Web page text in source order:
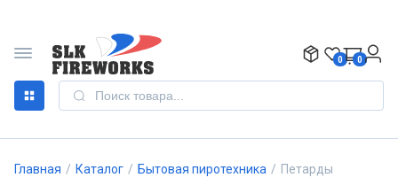
0 0
Главная / Каталог / Бытовая пиротехника / Петарды